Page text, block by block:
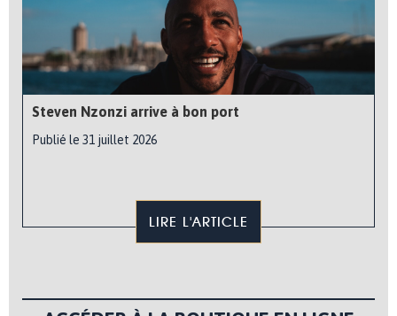
Steven Nzonzi arrive à bon port
Publié le 31 juillet 2026
LIRE L'ARTICLE